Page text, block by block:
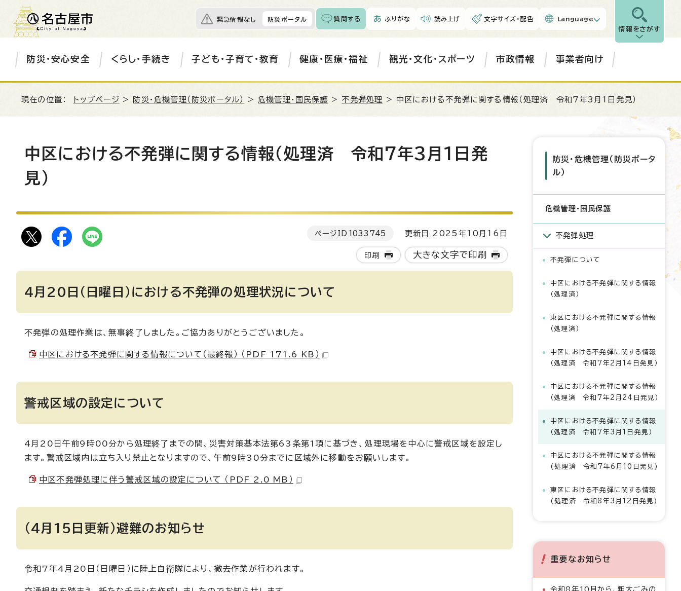
緊急情報なし 防災ポータル 質問する ふりがな 読み上げ 文字サイズ・配色 Language
情報をさがす
防災・安心安全 くらし・手続き 子ども・子育て・教育 健康・医療・福祉 観光・文化・スポーツ 市政情報 事業者向け
現在の位置： トップページ > 防災・危機管理（防災ポータル） >危機管理・国民保護 >不発弾処理 > 中区における不発弾に関する情報（処理済 令和7年3月1日発見）
中区における不発弾に関する情報（処理済 令和7年3月1日発
見）
ページID 1033745 更新日 2025年10月16日
印刷 大きな文字で印刷
4月20日（日曜日）における不発弾の処理状況について
不発弾の処理作業は、無事終了しました。ご協力ありがとうございました。
中区における不発弾に関する情報について（最終報） （PDF 171.6 KB）
警戒区域の設定について
4月20日午前9時00分から処理終了までの間、災害対策基本法第63条第1項に基づき、処理現場を中心に警戒区域を設定し
ます。警戒区域内は立ち入り禁止となりますので、午前9時30分までに区域外に移動をお願いします。
中区不発弾処理に伴う警戒区域の設定について （PDF 2.0 MB）
（4月15日更新）避難のお知らせ
令和7年4月20日（日曜日）に陸上自衛隊により、撤去作業が行われます。
防災・危機管理（防災ポータ
ル）
危機管理・国民保護
不発弾処理
不発弾について
中区における不発弾に関する情報
（処理済）
東区における不発弾に関する情報
（処理済）
中区における不発弾に関する情報
（処理済 令和7年2月14日発見）
中区における不発弾に関する情報
（処理済 令和7年2月24日発見）
中区における不発弾に関する情報
（処理済 令和7年3月1日発見）
中区における不発弾に関する情報
(処理済 令和7年6月10日発見)
東区における不発弾に関する情報
(処理済 令和8年3月12日発見)
重要なお知らせ
令和8年10月から、粗大ごみの